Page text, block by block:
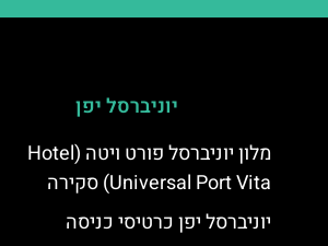
יוניברסל יפן
מלון יוניברסל פורט ויטה (Hotel
Universal Port Vita) סקירה
יוניברסל יפן כרטיסי כניסה